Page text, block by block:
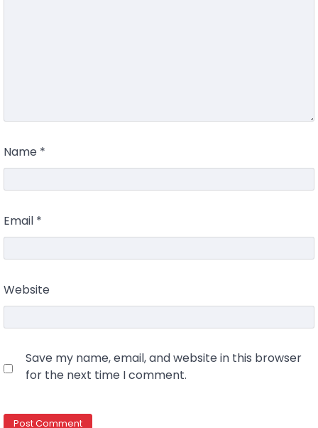
Name *
Email *
Website
Save my name, email, and website in this browser
for the next time I comment.